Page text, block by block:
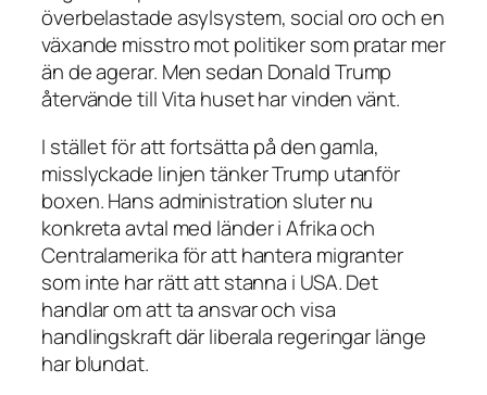
överbelastade asylsystem, social oro och en
växande misstro mot politiker som pratar mer
än de agerar. Men sedan Donald Trump
återvände till Vita huset har vinden vänt.
I stället för att fortsätta på den gamla,
misslyckade linjen tänker Trump utanför
boxen. Hans administration sluter nu
konkreta avtal med länder i Afrika och
Centralamerika för att hantera migranter
som inte har rätt att stanna i USA. Det
handlar om att ta ansvar och visa
handlingskraft där liberala regeringar länge
har blundat.